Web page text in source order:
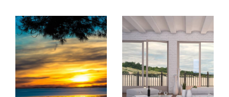
À la recherche de votre futur chez-vous ? Notre
parfaite maîtrise du marché immobilier de Montblanc
nous permet de vous guider vers des offres qui
correspondent précisément à vos attentes et à votre
budget. Nous sommes là pour vous accompagner à
chaque étape de votre achat, depuis la sélection des